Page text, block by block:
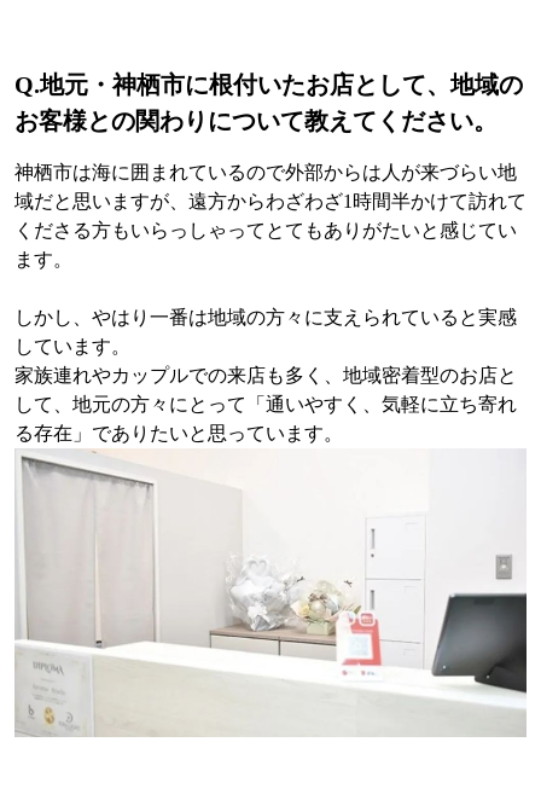
Q.地元・神栖市に根付いたお店として、地域の
お客様との関わりについて教えてください。
神栖市は海に囲まれているので外部からは人が来づらい地
域だと思いますが、遠方からわざわざ1時間半かけて訪れて
くださる方もいらっしゃってとてもありがたいと感じてい
ます。
しかし、やはり一番は地域の方々に支えられていると実感
しています。
家族連れやカップルでの来店も多く、地域密着型のお店と
して、地元の方々にとって「通いやすく、気軽に立ち寄れ
る存在」でありたいと思っています。